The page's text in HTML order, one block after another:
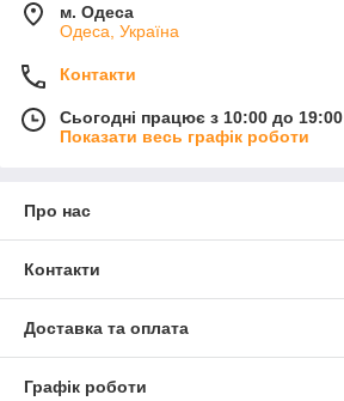
м. Одеса
Одеса, Україна
Контакти
Сьогодні працює з 10:00 до 19:00
Показати весь графік роботи
Про нас
Контакти
Доставка та оплата
Графік роботи